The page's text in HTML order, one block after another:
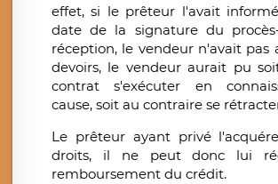
effet, si le prêteur l'avait
date de la signature du
réception, le vendeur n'avait pas
devoirs, le vendeur aurait pu
contrat s'exécuter en
cause, soit au contraire se
Le prêteur ayant privé
droits, il ne peut donc lui
remboursement du crédit.